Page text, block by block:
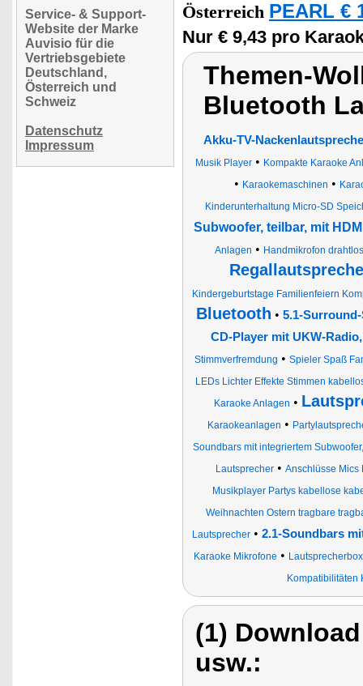
Service- & Support-
Website der Marke
Auvisio für die
Vertriebsgebiete
Deutschland,
Österreich und
Schweiz
Datenschutz
Impressum
Österreich PEARL €
Nur € 9,43 pro
Themen-
Bluetooth
Akku-TV-
Musik Player• Kompakte Karaoke
• Karaokemaschinen •
Kinderunterhaltung Micro-SD
Subwoofer, teilbar, mit
Anlagen • Handmikrofon
Kindergeburtstage Familienfeiern
Bluetooth • 5.1-
CD-Player mit UKW-
Stimmverfremdung • Spieler Spaß
LEDs Lichter Effekte Stimmen
Karaoke Anlagen •
Karaokeanlagen •
Soundbars mit integriertem
Lautsprecher• Anschlüsse Mics
Musikplayer Partys kabellose
Weihnachten Ostern tragbare
Lautsprecher• 2.1-Soundbars
Karaoke Mikrofone •
Kompatibilitäten
(1)
usw.: